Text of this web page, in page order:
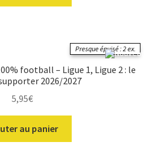
du
produit
Presque épuisé : 2 ex.
football – Ligue 1, Ligue 2 : le
2026/2027
5,95€
au panier